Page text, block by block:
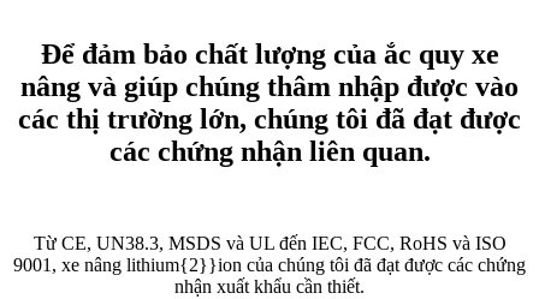
Để đảm bảo chất lượng của ắc quy xe
nâng và giúp chúng thâm nhập được vào
các thị trường lớn, chúng tôi đã đạt được
các chứng nhận liên quan.
Từ CE, UN38.3, MSDS và UL đến IEC, FCC, RoHS và ISO
9001, xe nâng lithium{2}}ion của chúng tôi đã đạt được các chứng
nhận xuất khẩu cần thiết.